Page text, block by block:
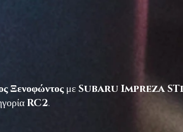
Ξενοφώντοςμε Subaru Impreza STi
RC2.